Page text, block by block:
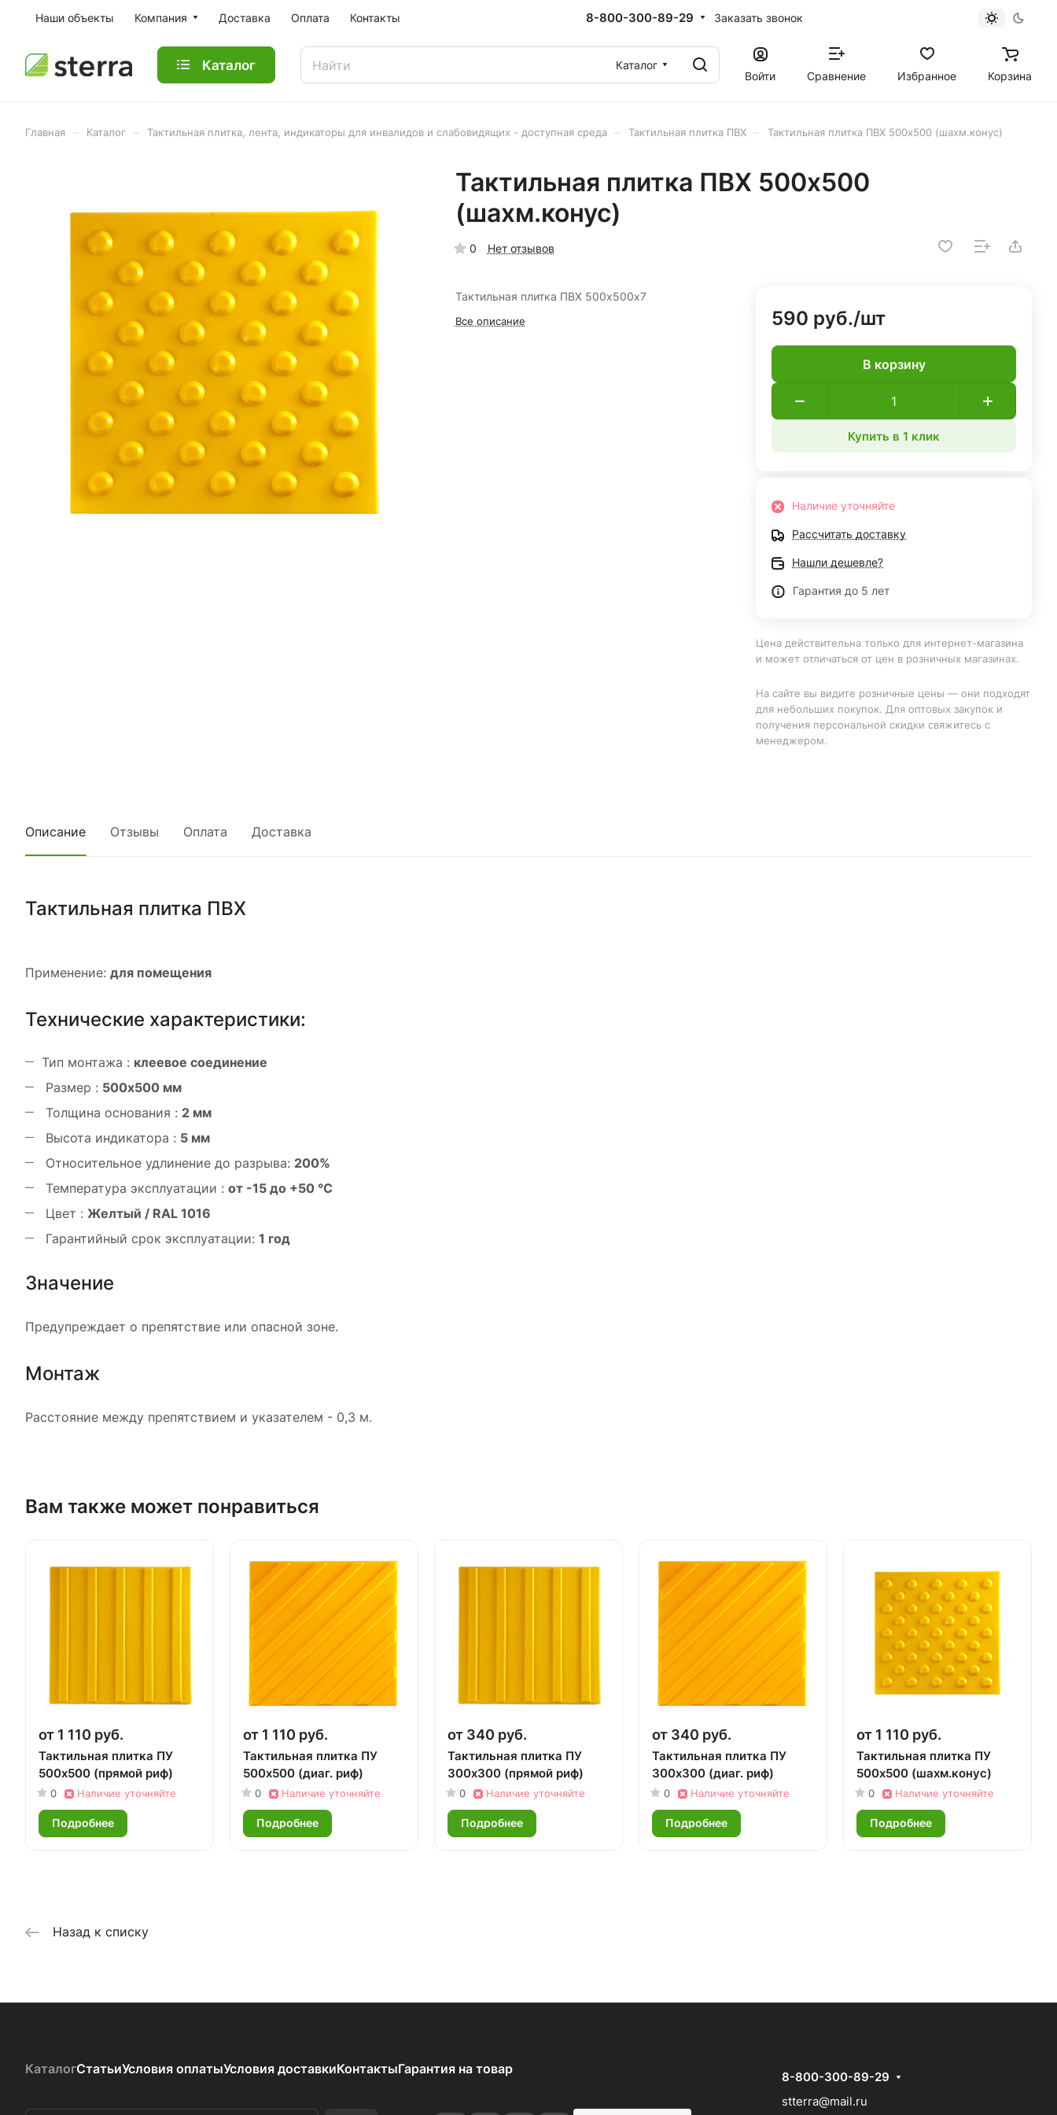
Наши объекты Компания Доставка Оплата Контакты 8-800-300-89-29 Заказать звонок
Каталог
Каталог
Войти
Сравнение Избранное Корзина
Главная Каталог Тактильная плитка, лента, индикаторы для инвалидов и слабовидящих - доступная среда Тактильная плитка ПВХ Тактильная плитка ПВХ 500х500 (шахм.конус)
Тактильная плитка ПВХ 500х500
(шахм.конус)
0 Нет отзывов
Тактильная плитка ПВХ 500х500х7
Все описание 590 руб./шт
В корзину
Купить в 1 клик
Наличие уточняйте
Рассчитать доставку
Нашли дешевле?
Гарантия до 5 лет
Цена действительна только для интернет-магазина
и может отличаться от цен в розничных магазинах.
На сайте вы видите розничные цены — они подходят
для небольших покупок. Для оптовых закупок и
получения персональной скидки свяжитесь с
менеджером.
Описание Отзывы Оплата Доставка
Тактильная плитка ПВХ
Применение: для помещения
Технические характеристики:
Тип монтажа : клеевое соединение
Размер : 500x500 мм
Толщина основания : 2 мм
Высота индикатора : 5 мм
Относительное удлинение до разрыва: 200%
Температура эксплуатации : от -15 до +50 °С
Цвет : Желтый / RAL 1016
Гарантийный срок эксплуатации: 1 год
Значение
Предупреждает о препятствие или опасной зоне.
Монтаж
Расстояние между препятствием и указателем - 0,3 м.
Вам также может понравиться
от 1 110 руб.
Тактильная плитка ПУ
500х500 (прямой риф)
0 Наличие уточняйте
Подробнее
от 1 110 руб.
Тактильная плитка ПУ
500х500 (диаг. риф)
0 Наличие уточняйте
Подробнее
от 340 руб.
Тактильная плитка ПУ
300х300 (прямой риф)
0 Наличие уточняйте
Подробнее
от 340 руб.
Тактильная плитка ПУ
300х300 (диаг. риф)
0 Наличие уточняйте
Подробнее
от 1 110 руб.
Тактильная плитка ПУ
500х500 (шахм.конус)
0 Наличие уточняйте
Подробнее
Назад к списку
КаталогСтатьиУсловия оплатыУсловия доставкиКонтактыГарантия на товар
8-800-300-89-29
stterra@mail.ru